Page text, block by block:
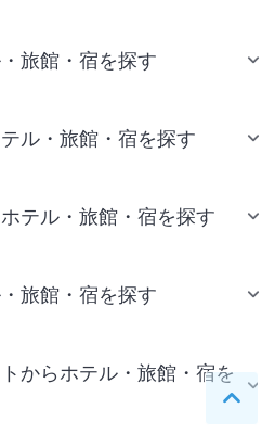
ペー
旅館・宿を探す
ル・旅館・宿を探す
テル・旅館・宿を探す
旅館・宿を探す
からホテル・旅館・宿を